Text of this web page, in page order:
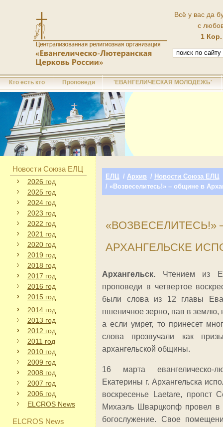
Всё у вас да
с
1
Кто есть кто Проповеди 'ЕВАНГЕЛИЧЕСКАЯ МОЛОДЕЖЬ'
Новости Союза ЕЛЦ
2026 год
2025 год
2024 год
2023 год
2022 год
2021 год
2020 год
2019 год
2018 год
2017 год
2016 год
2015 год
2014 год
2013 год
2012 год
2011 год
2010 год
2009 год
2008 год
2007 год
2006 год
ELCROS News
ELCROS News
ЕЛЦ / Архив / Новости Союза ЕЛЦ
/ «Возвеселитесь!» – общине в
«ВОЗВЕСЕЛИТЕСЬ!»
АРХАНГЕЛЬСКЕ
Архангельск. Чтением из
проповеди в четвертое
были слова из 12 главы
пшеничное зерно, пав в землю,
а если умрет, то принесет
слова прозвучали как
архангельской общины.
16 марта евангелическо-
Екатерины г. Архангельска
воскресенье Laetare, пропст
Михаэль Шварцкопф провел в
богослужение. Свое